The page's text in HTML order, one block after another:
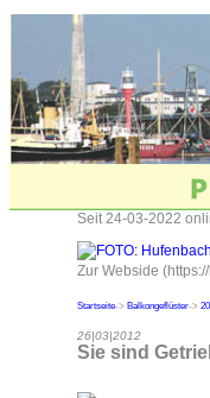
Seit 24-03-2022
Zur Webside
Startseite-> Balkongeflüster->
26|03|2012
Sie sind